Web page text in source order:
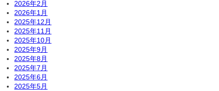
2026年2月
2026年1月
2025年12月
2025年11月
2025年10月
2025年9月
2025年8月
2025年7月
2025年6月
2025年5月